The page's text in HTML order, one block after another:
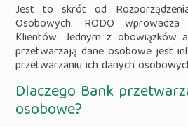
Jest to skrót od
Osobowych. RODO
Klientów. Jednym z obowiązków
przetwarzają dane osobowe jest
przetwarzaniu ich danych
Dlaczego Bank
osobowe?